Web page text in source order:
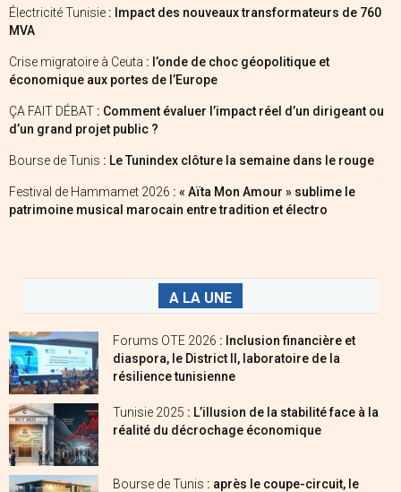
Électricité Tunisie : Impact des nouveaux transformateurs de 760
MVA
Crise migratoire à Ceuta : l’onde de choc géopolitique et
économique aux portes de l’Europe
ÇA FAIT DÉBAT : Comment évaluer l’impact réel d’un dirigeant ou
d’un grand projet public ?
Bourse de Tunis : Le Tunindex clôture la semaine dans le rouge
Festival de Hammamet 2026 : « Aïta Mon Amour » sublime le
patrimoine musical marocain entre tradition et électro
A LA UNE
Forums OTE 2026 : Inclusion financière et
diaspora, le District II, laboratoire de la
résilience tunisienne
Tunisie 2025 : L’illusion de la stabilité face à la
réalité du décrochage économique
Bourse de Tunis : après le coupe-circuit, le